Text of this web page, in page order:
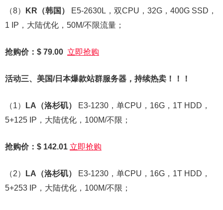
（8） KR （韩国）
E5-2630L，双CPU，32G，400G SSD，
1 IP，大陆优化，50M/不限流量；
抢购价：$ 79.00 立即抢购
活动三、美国/日本爆款站群服务器，持续热卖！！！
（1） LA （洛杉矶）
E3-1230，单CPU，16G，1T HDD，
5+125 IP，大陆优化，100M/不限；
抢购价：$ 142.01 立即抢购
（2） LA （洛杉矶）
E3-1230，单CPU，16G，1T HDD，
5+253 IP，大陆优化，100M/不限；